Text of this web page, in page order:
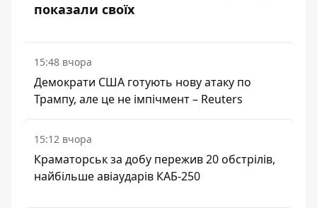
показали своїх
15:48 вчора
Демократи США готують нову атаку по
Трампу, але це не імпічмент – Reuters
15:12 вчора
Краматорськ за добу пережив 20 обстрілів,
найбільше авіаударів КАБ-250